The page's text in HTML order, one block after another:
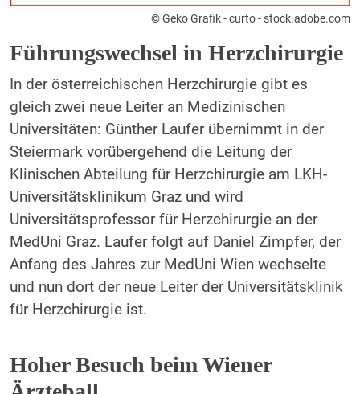
© Geko Grafik - curto - stock.adobe.com
Führungswechsel in Herzchirurgie
In der österreichischen Herzchirurgie gibt es
gleich zwei neue Leiter an Medizinischen
Universitäten: Günther Laufer übernimmt in der
Steiermark vorübergehend die Leitung der
Klinischen Abteilung für Herzchirurgie am LKH-
Universitätsklinikum Graz und wird
Universitätsprofessor für Herzchirurgie an der
MedUni Graz. Laufer folgt auf Daniel Zimpfer, der
Anfang des Jahres zur MedUni Wien wechselte
und nun dort der neue Leiter der Universitätsklinik
für Herzchirurgie ist.
Hoher Besuch beim Wiener